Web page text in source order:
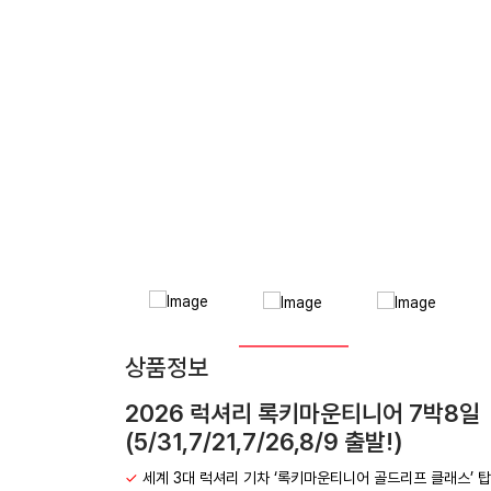
상품정보
2026 럭셔리 록키마운티니어 7박8일
(5/31,7/21,7/26,8/9 출발!)
✓ 세계 3대 럭셔리 기차 ‘록키마운티니어 골드리프 클래스’